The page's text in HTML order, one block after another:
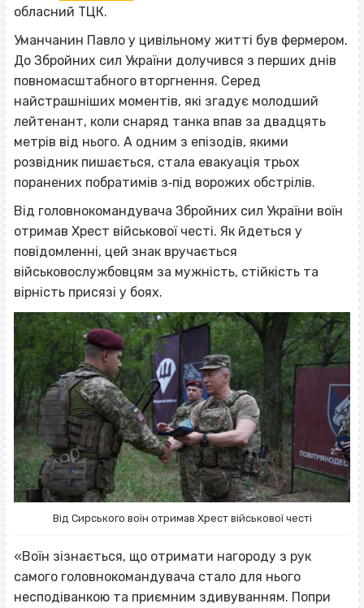
обласний ТЦК.
Уманчанин Павло у цивільному житті був фермером.
До Збройних сил України долучився з перших днів
повномасштабного вторгнення. Серед
найстрашніших моментів, які згадує молодший
лейтенант, коли снаряд танка впав за двадцять
метрів від нього. А одним з епізодів, якими
розвідник пишається, стала евакуація трьох
поранених побратимів з‐під ворожих обстрілів.
Від головнокомандувача Збройних сил України воїн
отримав Хрест військової честі. Як йдеться у
повідомленні, цей знак вручається
військовослужбовцям за мужність, стійкість та
вірність присязі у боях.
Від Сирського воїн отримав Хрест військової честі
«Воїн зізнається, що отримати нагороду з рук
самого головнокомандувача стало для нього
несподіванкою та приємним здивуванням. Попри